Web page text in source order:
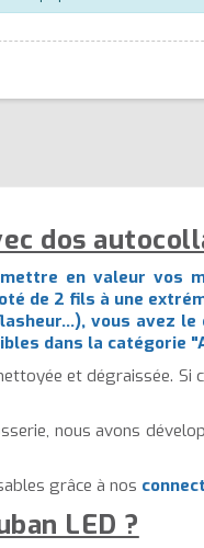
dos
en valeur vos
de 2 fils à une
...), vous avez le
dans la catégorie "
et dégraissée. Si
nous avons
grâce à nos
LED ?